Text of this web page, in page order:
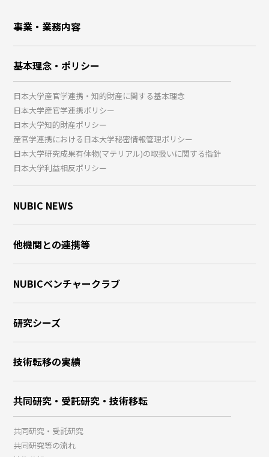
事業・業務内容
基本理念・ポリシー
日本大学産官学連携・知的財産に関する基本理念
日本大学産官学連携ポリシー
日本大学知的財産ポリシー
産官学連携における日本大学秘密情報管理ポリシー
日本大学研究成果有体物(マテリアル)の取扱いに関する指針
日本大学利益相反ポリシー
NUBIC NEWS
他機関との連携等
NUBICベンチャークラブ
研究シーズ
技術転移の実績
共同研究・受託研究・技術移転
共同研究・受託研究
共同研究等の流れ